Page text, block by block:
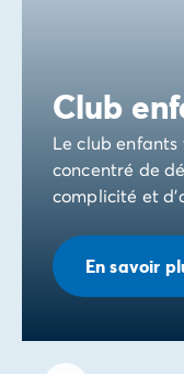
Club
Le club enfants
concentré de
complicité et
En savoir